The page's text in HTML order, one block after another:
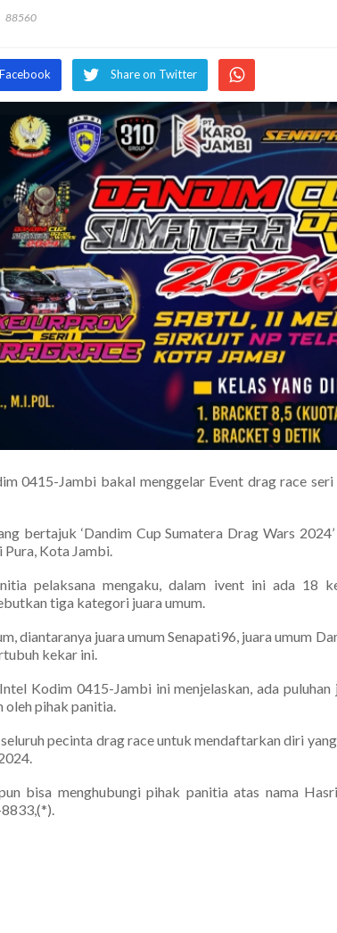
88560
Share on Twitter
0415-Jambi bakal menggelar Event drag race
bertajuk ‘Dandim Cup Sumatera Drag Wars
Kota Jambi.
pelaksana mengaku, dalam ivent ini ada 18
tiga kategori juara umum.
diantaranya juara umum Senapati96, juara umum
kekar ini.
Kodim 0415-Jambi ini menjelaskan, ada
pihak panitia.
pecinta drag race untuk mendaftarkan diri
bisa menghubungi pihak panitia atas nama